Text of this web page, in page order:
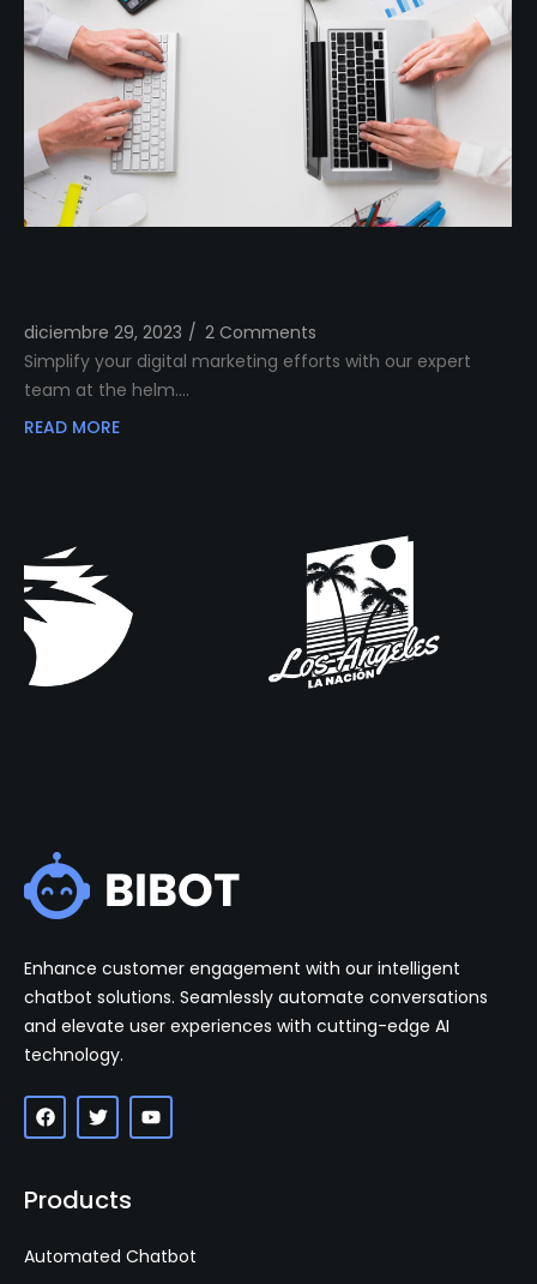
diciembre 29, 2023 / 2 Comments
Simplify your digital marketing efforts with our expert
team at the helm.…
READ MORE
Enhance customer engagement with our intelligent
chatbot solutions. Seamlessly automate conversations
and elevate user experiences with cutting-edge AI
technology.
Products
Automated Chatbot